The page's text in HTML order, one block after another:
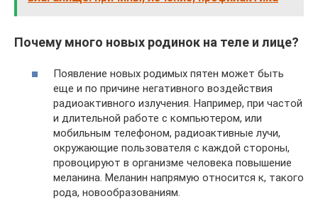
Почему много новых родинок на теле и лице?
Появление новых родимых пятен может быть
еще и по причине негативного воздействия
радиоактивного излучения. Например, при частой
и длительной работе с компьютером, или
мобильным телефоном, радиоактивные лучи,
окружающие пользователя с каждой стороны,
провоцируют в организме человека повышение
меланина. Меланин напрямую относится к, такого
рода, новообразованиям.